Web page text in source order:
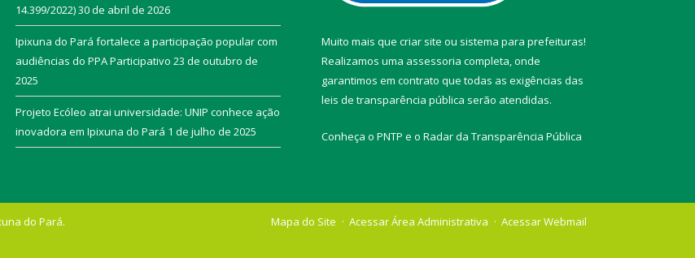
14.399/2022)30 de abril de 2026
Ipixuna do Pará fortalece a participação popular com
audiências do PPA Participativo 23 de outubro de
2025
Projeto Ecóleo atrai universidade: UNIP conhece ação
inovadora em Ipixuna do Pará 1 de julho de 2025
Muito mais que criar site ou sistema para prefeituras!
Realizamos uma assessoria completa, onde
garantimos em contrato que todas as exigências das
leis de transparência pública serão atendidas.
Conheça o PNTP e o Radar da Transparência Pública
do Pará. Mapa do Site Acessar Área Administrativa Acessar Webmail